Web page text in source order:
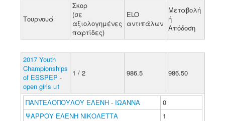
Τουρνουά
Σκορ
(σε
αξιολογημένες
παρτίδες)
ELO
αντιπάλων
Μεταβολή
ή
Απόδοση
2017 Youth
Championships
of ESSPEP -
open girls u1
1 / 2 986.5 986.50
ΠΑΝΤΕΛΟΠΟΥΛΟΥ ΕΛΕΝΗ - ΙΩΑΝΝΑ
0
ΨΑΡΡΟΥ ΕΛΕΝΗ ΝΙΚΟΛΕΤΤΑ
1